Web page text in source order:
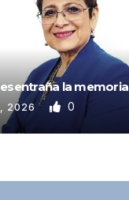
la memoria
2026 0